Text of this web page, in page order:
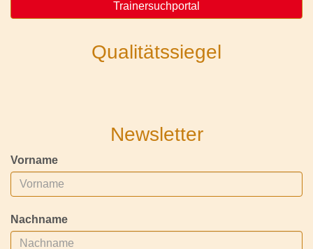
Trainersuchportal
Qualitätssiegel
Newsletter
Vorname
Nachname